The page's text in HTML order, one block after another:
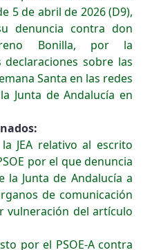
5 de abril de 2026 (D9),
denuncia contra don
Bonilla, por la
sobre las
Santa en las redes
Junta de Andalucía en
JEA relativo al escrito
por el que denuncia
la Junta de Andalucía a
de comunicación
vulneración del artículo
por el PSOE-A contra